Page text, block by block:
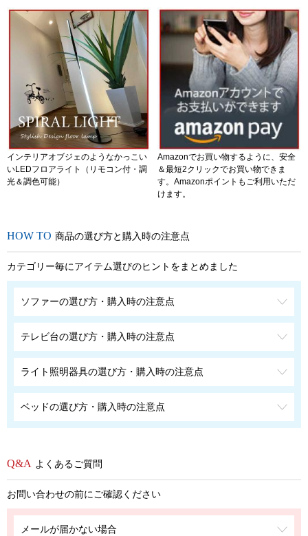
インテリアオブジェのようなかっこい
いLEDフロアライト（リモコン付・調
光＆調色可能）
Amazonでお買い物するように、安全
＆最短2クリックでお買い物できま
す。Amazonポイントもご利用いただ
けます。
商品の選び方と購入時の注意点
カテゴリー毎にアイテム選びのヒントをまとめました
ソファーの選び方・購入時の注意点
テレビ台の選び方・購入時の注意点
ライト照明器具の選び方・購入時の注意点
ベッドの選び方・購入時の注意点
よくあるご質問
お問い合わせの前にご確認ください
メールが届かない場合